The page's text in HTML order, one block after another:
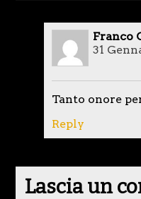
Franco
31
Tanto onore
Reply
Lascia un